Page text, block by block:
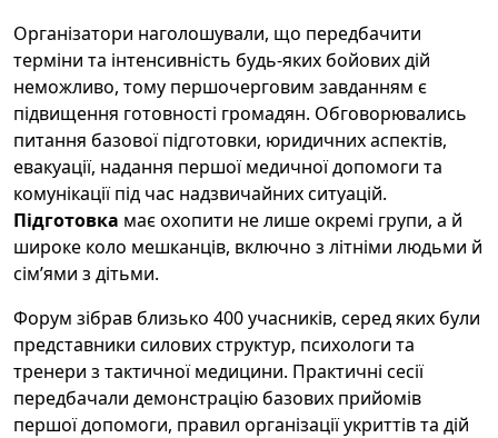
Організатори наголошували, що передбачити
терміни та інтенсивність будь-яких бойових дій
неможливо, тому першочерговим завданням є
підвищення готовності громадян. Обговорювались
питання базової підготовки, юридичних аспектів,
евакуації, надання першої медичної допомоги та
комунікації під час надзвичайних ситуацій.
Підготовка має охопити не лише окремі групи, а й
широке коло мешканців, включно з літніми людьми й
сім’ями з дітьми.
Форум зібрав близько 400 учасників, серед яких були
представники силових структур, психологи та
тренери з тактичної медицини. Практичні сесії
передбачали демонстрацію базових прийомів
першої допомоги, правил організації укриттів та дій